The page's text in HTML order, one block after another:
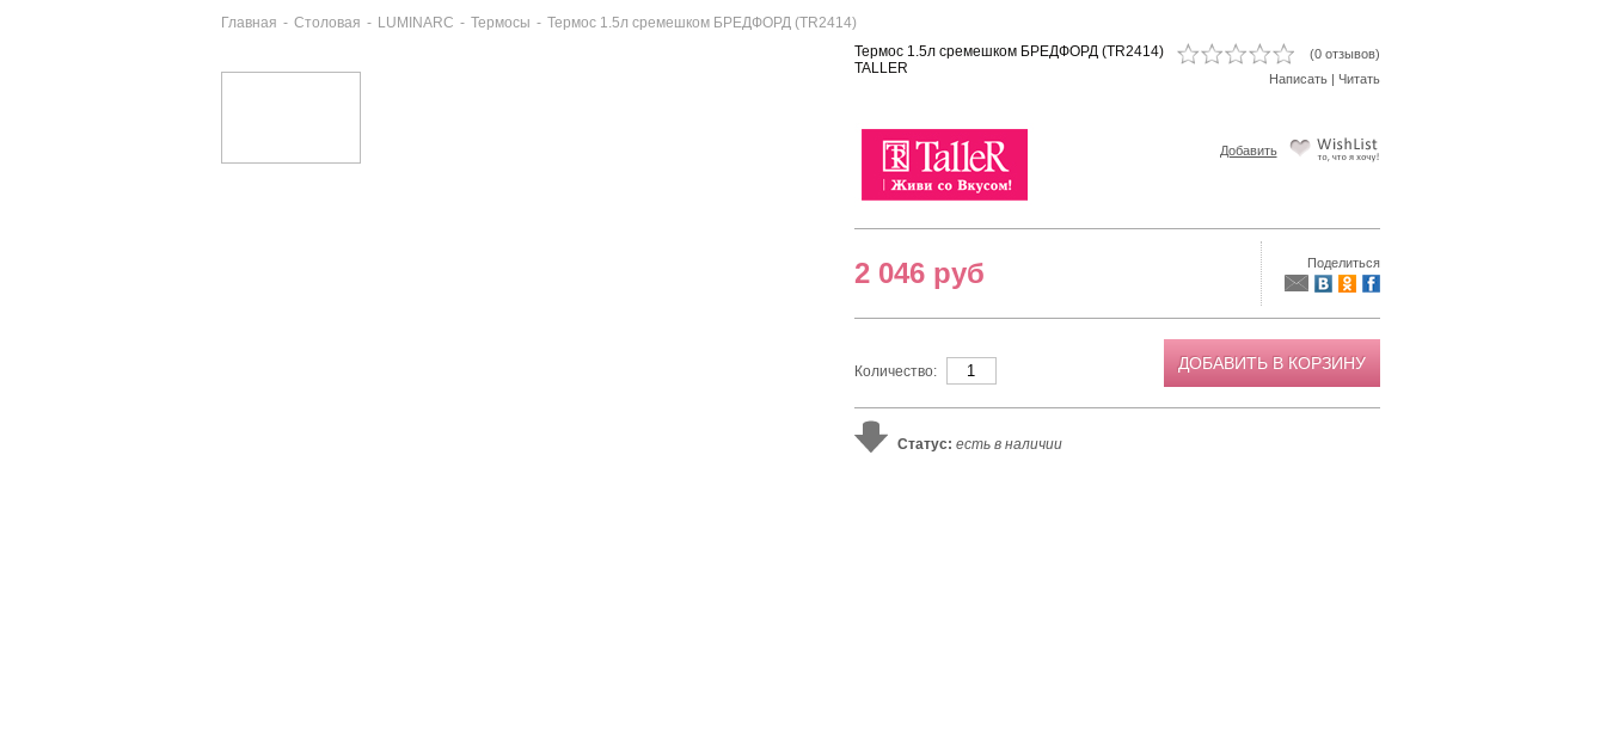
Главная - Столовая - LUMINARC - Термосы - Термос 1.5л сремешком БРЕДФОРД (TR2414)
Термос 1.5л сремешком БРЕДФОРД (TR2414)
TALLER
(0 отзывов)
Написать| Читать
Добавить
2 046 руб Поделиться
Количество: ДОБАВИТЬ В КОРЗИНУ
Статус: есть в наличии